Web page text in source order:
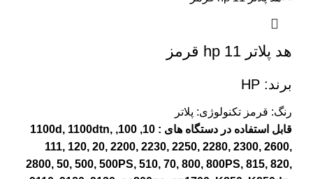
هد پلاتر 11 hp قرمز
برند: HP
رنگ: قرمز تکنولوژی: پلاتر
قابل استفاده در دستگاه های : 10, 100, 1100d, 1100dtn,
111, 120, 20, 2200, 2230, 2250, 2280, 2300, 2600,
2800, 50, 500, 500PS, 510, 70, 800, 800PS, 815, 820,